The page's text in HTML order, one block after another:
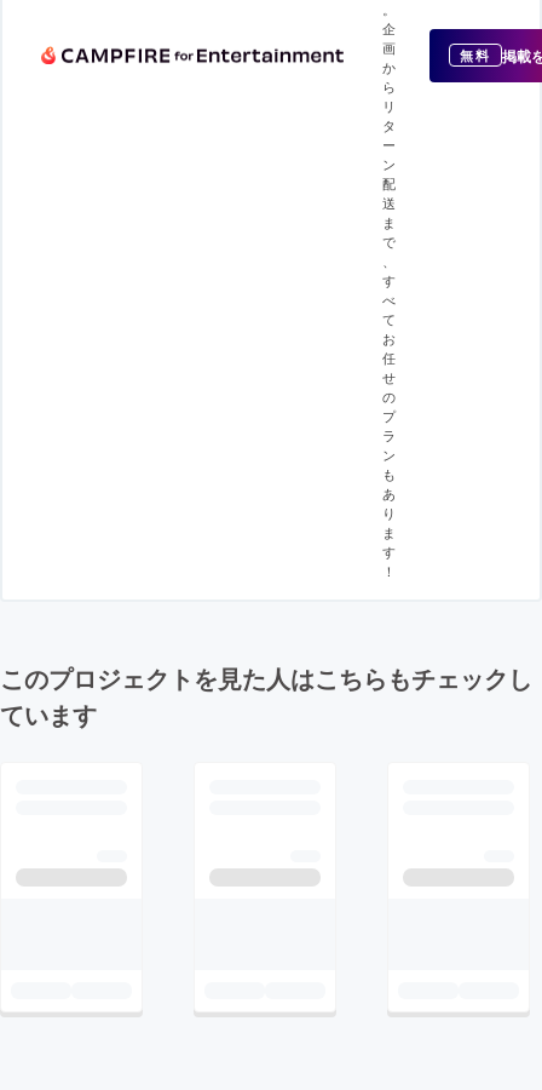
企
画
か
ら
リ
タ
ー
ン
配
送
ま
で
す
べ
て
お
任
せ
の
プ
ラ
ン
も
あ
り
ま
す
！
無料 掲載
このプロジェクトを見た人はこちらもチェックし
ています